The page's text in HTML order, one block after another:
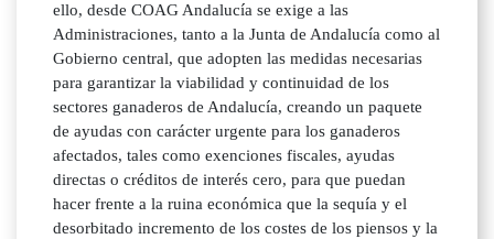
ello, desde COAG Andalucía se exige a las
Administraciones, tanto a la Junta de Andalucía como al
Gobierno central, que adopten las medidas necesarias
para garantizar la viabilidad y continuidad de los
sectores ganaderos de Andalucía, creando un paquete
de ayudas con carácter urgente para los ganaderos
afectados, tales como exenciones fiscales, ayudas
directas o créditos de interés cero, para que puedan
hacer frente a la ruina económica que la sequía y el
desorbitado incremento de los costes de los piensos y la